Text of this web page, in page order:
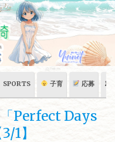
SPORTS 子育 応募 🏛
Perfect Days
1】